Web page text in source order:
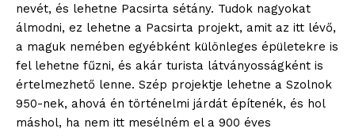
Hirdetés
nevét, és lehetne Pacsirta sétány. Tudok nagyokat
álmodni, ez lehetne a Pacsirta projekt, amit az itt lévő,
a maguk nemében egyébként különleges épületekre is
fel lehetne fűzni, és akár turista látványosságként is
értelmezhető lenne. Szép projektje lehetne a Szolnok
950-nek, ahová én történelmi járdát építenék, és hol
máshol, ha nem itt mesélném el a 900 éves